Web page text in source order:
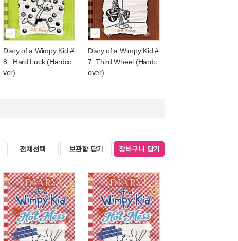
Diary of a Wimpy Kid #
8 : Hard Luck (Hardco
ver)
Diary of a Wimpy Kid #
7: Third Wheel (Hardc
over)
전체선택 보관함 담기 장바구니 담기